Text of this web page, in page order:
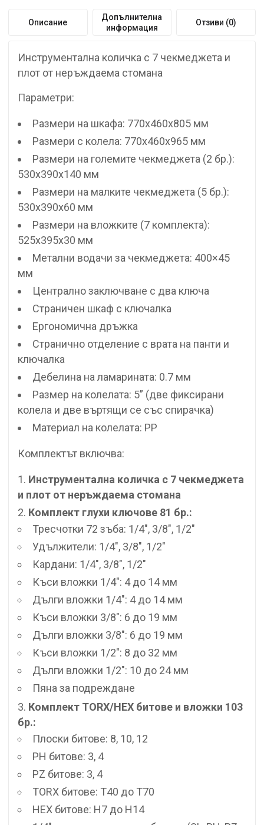
Описание
Допълнителна
информация
Отзиви (0)
Инструментална количка с 7 чекмеджета и
плот от неръждаема стомана
Параметри:
Размери на шкафа: 770x460x805 мм
Размери с колела: 770x460x965 мм
Размери на големите чекмеджета (2 бр.):
530x390x140 мм
Размери на малките чекмеджета (5 бр.):
530x390x60 мм
Размери на вложките (7 комплекта):
525x395x30 мм
Метални водачи за чекмеджета: 400×45
мм
Централно заключване с два ключа
Страничен шкаф с ключалка
Ергономична дръжка
Странично отделение с врата на панти и
ключалка
Дебелина на ламарината: 0.7 мм
Размер на колелата: 5” (две фиксирани
колела и две въртящи се със спирачка)
Материал на колелата: PP
Комплектът включва:
Инструментална количка с 7 чекмеджета
и плот от неръждаема стомана
Комплект глухи ключове 81 бр.:
Тресчотки 72 зъба: 1/4″, 3/8″, 1/2″
Удължители: 1/4″, 3/8″, 1/2″
Кардани: 1/4″, 3/8″, 1/2″
Къси вложки 1/4″: 4 до 14 мм
Дълги вложки 1/4″: 4 до 14 мм
Къси вложки 3/8″: 6 до 19 мм
Дълги вложки 3/8″: 6 до 19 мм
Къси вложки 1/2″: 8 до 32 мм
Дълги вложки 1/2″: 10 до 24 мм
Пяна за подреждане
Комплект TORX/HEX битове и вложки 103
бр.:
Плоски битове: 8, 10, 12
PH битове: 3, 4
PZ битове: 3, 4
TORX битове: T40 до T70
HEX битове: H7 до H14